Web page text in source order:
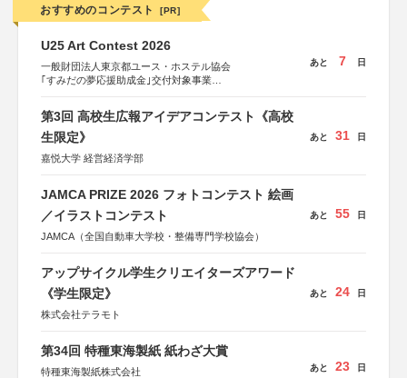
おすすめのコンテスト [PR]
U25 Art Contest 2026
一般財団法人東京都ユース・ホステル協会
｢すみだの夢応援助成金｣交付対象事業
あと 7 日
第3回 高校生広報アイデアコンテスト《高校
生限定》
嘉悦大学 経営経済学部
あと 31 日
JAMCA PRIZE 2026 フォトコンテスト 絵画
／イラストコンテスト
JAMCA（全国自動車大学校・整備専門学校協会）
あと 55 日
アップサイクル学生クリエイターズアワード
《学生限定》
株式会社テラモト
あと 24 日
第34回 特種東海製紙 紙わざ大賞
特種東海製紙株式会社
あと 23 日